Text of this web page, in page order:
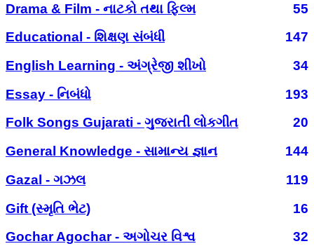
Drama & Film - નાટકો તથા ફિલ્મ
55
Educational - શિક્ષણ સંબંધી
147
English Learning - અંગ્રેજી શીખો
34
Essay - નિબંધો
193
Folk Songs Gujarati - ગુજરાતી લોકગીત
20
General Knowledge - સામાન્ય જ્ઞાન
144
Gazal - ગઝલ
119
Gift (સ્મૃતિ ભેટ)
16
Gochar Agochar - અગોચર વિશ્વ
32